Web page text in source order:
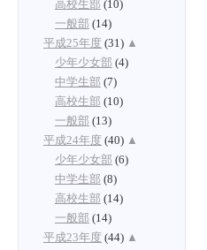
高校生部 (10)
一般部 (14)
平成25年度 (31) ▲
少年少女部 (4)
中学生部 (7)
高校生部 (10)
一般部 (13)
平成24年度 (40) ▲
少年少女部 (6)
中学生部 (8)
高校生部 (14)
一般部 (14)
平成23年度 (44) ▲